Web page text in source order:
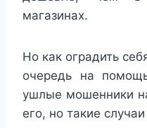
магазинах.
Но как оградить
очередь на
ушлые мошенники
его, но такие